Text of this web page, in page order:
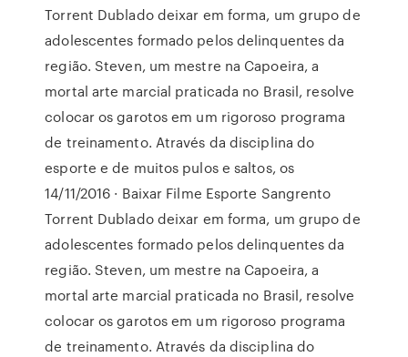
Torrent Dublado deixar em forma, um grupo de
adolescentes formado pelos delinquentes da
região. Steven, um mestre na Capoeira, a
mortal arte marcial praticada no Brasil, resolve
colocar os garotos em um rigoroso programa
de treinamento. Através da disciplina do
esporte e de muitos pulos e saltos, os
14/11/2016 · Baixar Filme Esporte Sangrento
Torrent Dublado deixar em forma, um grupo de
adolescentes formado pelos delinquentes da
região. Steven, um mestre na Capoeira, a
mortal arte marcial praticada no Brasil, resolve
colocar os garotos em um rigoroso programa
de treinamento. Através da disciplina do